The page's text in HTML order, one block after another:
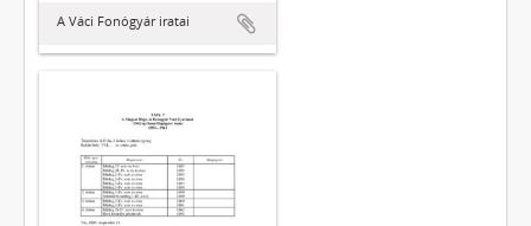
A Váci Fonógyár iratai